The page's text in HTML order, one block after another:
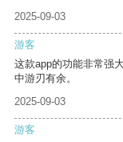
2025-09-03
游客
这款app的功能非常强
中游刃有余。
2025-09-03
游客